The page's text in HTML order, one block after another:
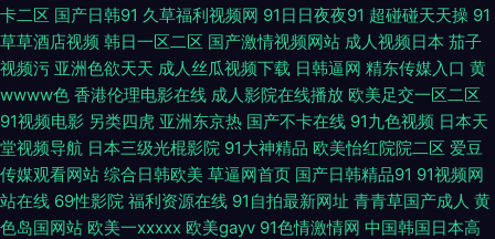
精品图片 午夜男人网 91白丝国产 视频日韩 亚洲欧美国产另类 简单的圆脸女
生短发发型设计 丝袜视频 韩日无码视频 成人视品 久久香蕉伊人 欧美精品久
久爆乳 国产91看 老湿机福利电影 欧美日韩混合无码 操碰国产 福利视频国产
99 精品在线播放视频 青青草五月份天 97性交 东方四虎AV爱 日韩sss 白丝暴
卡二区 国产日韩91 久草福利视频网 91日日夜夜91 超碰碰天天操 91
草草酒店视频 韩日一区二区 国产激情视频网站 成人视频日本 茄子
视频污 亚洲色欲天天 成人丝瓜视频下载 日韩逼网 精东传媒入口 黄
wwww色 香港伦理电影在线 成人影院在线播放 欧美足交一区二区
91视频电影 另类四虎 亚洲东京热 国产不卡在线 91九色视频 日本天
堂视频导航 日本三级光棍影院 91大神精品 欧美怡红院院二区 爱豆
传媒观看网站 综合日韩欧美 草逼网首页 国产日韩精品91 91视频网
站在线 69性影院 福利资源在线 91自拍最新网址 青青草国产成人 黄
色岛国网站 欧美一xxxxx 欧美gayv 91色情激情网 中国韩国日本高